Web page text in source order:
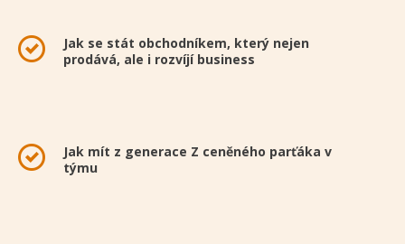
Jak se stát obchodníkem, který nejen
prodává, ale i rozvíjí business
Jak mít z generace Z ceněného parťáka v
týmu